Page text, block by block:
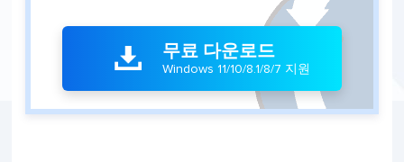
 무료 다운로드
Windows 11/10/8.1/8/7 지원